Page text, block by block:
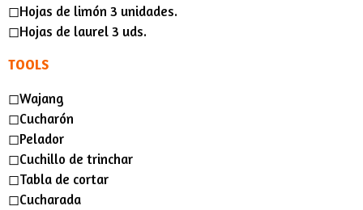
◻︎Hojas de limón 3 unidades.
◻︎Hojas de laurel 3 uds.
TOOLS
◻︎Wajang
◻︎Cucharón
◻︎Pelador
◻︎Cuchillo de trinchar
◻︎Tabla de cortar
◻︎Cucharada